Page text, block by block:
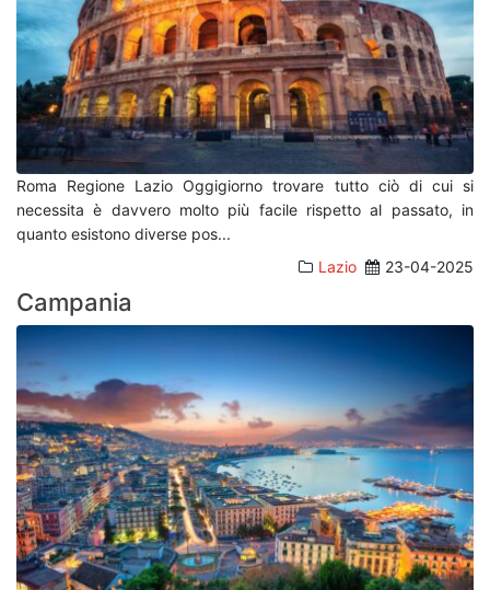
Roma Regione Lazio Oggigiorno trovare tutto ciò di cui si
necessita è davvero molto più facile rispetto al passato, in
quanto esistono diverse pos...
Lazio
23-04-2025
Campania